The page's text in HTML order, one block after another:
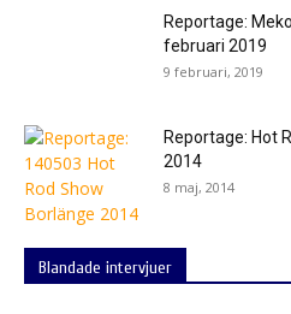
Reportage:
februari 2019
9 februari, 2019
Reportage: Hot
2014
8 maj, 2014
Blandade intervjuer